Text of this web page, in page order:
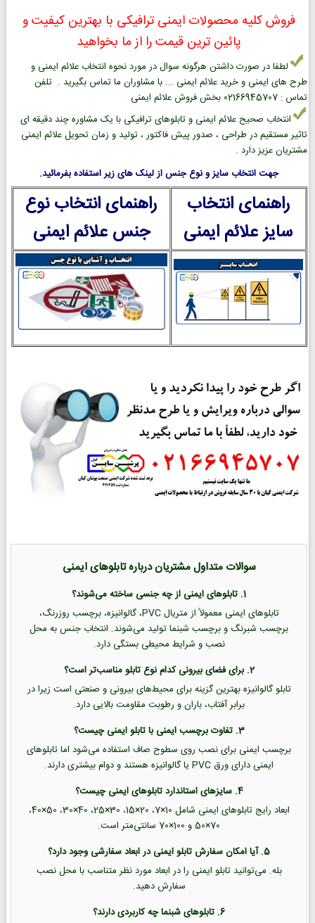
فروش کلیه محصولات ایمنی ترافیکی با بهترین کیفیت و
پائین ترین قیمت را از ما بخواهید
لطفا در صورت داشتن هرگونه سوال در مورد نحوه انتخاب علائم ایمنی و
طرح های ایمنی و خرید علائم ایمنی ... با مشاوران ما تماس بگیرید . تلفن
تماس : 02166945707 بخش فروش علائم ایمنی
انتخاب صحیح علائم ایمنی و تابلوهای ترافیکی با یک مشاوره چند دقیقه ای
تاثیر مستقیم در طراحی ، صدور پیش فاکتور ، تولید و زمان تحویل علائم ایمنی
مشتریان عزیز دارد .
جهت انتخاب سایز و نوع جنس از لینک های زیر استفاده بفرمائید.
راهنمای انتخاب
سایز علائم ایمنی
راهنمای انتخاب نوع
جنس علائم ایمنی
سوالات متداول مشتریان درباره تابلوهای ایمنی
1. تابلوهای ایمنی از چه جنسی ساخته می‌شوند؟
تابلوهای ایمنی معمولاً از متریال PVC، گالوانیزه، برچسب روزرنگ،
برچسب شبرنگ و برچسب شبنما تولید می‌شوند. انتخاب جنس به محل
نصب و شرایط محیطی بستگی دارد.
2. برای فضای بیرونی کدام نوع تابلو مناسب‌تر است؟
تابلو گالوانیزه بهترین گزینه برای محیط‌های بیرونی و صنعتی است زیرا در
برابر آفتاب، باران و رطوبت مقاومت بالایی دارد.
3. تفاوت برچسب ایمنی با تابلو ایمنی چیست؟
برچسب ایمنی برای نصب روی سطوح صاف استفاده می‌شود اما تابلوهای
ایمنی دارای ورق PVC یا گالوانیزه هستند و دوام بیشتری دارند.
4. سایزهای استاندارد تابلوهای ایمنی چیست؟
ابعاد رایج تابلوهای ایمنی شامل 10×7، 20×15، 30×25، 40×30، 50×40،
70×50 و 100×70 سانتی‌متر است.
5. آیا امکان سفارش تابلو ایمنی در ابعاد سفارشی وجود دارد؟
بله. می‌توانید تابلو ایمنی را در ابعاد مورد نظر متناسب با محل نصب
سفارش دهید.
6. تابلوهای شبنما چه کاربردی دارند؟